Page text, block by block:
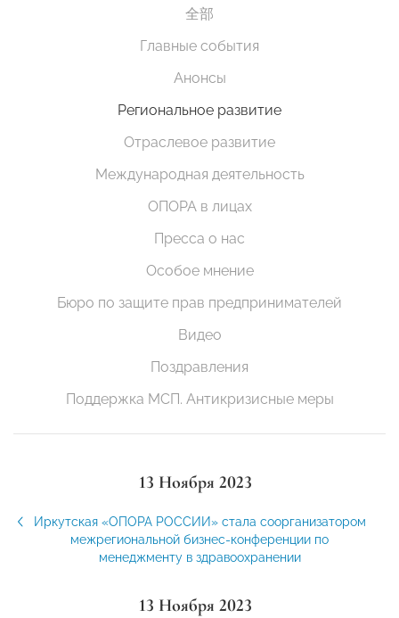
全部
Главные события
Анонсы
Региональное развитие
Отраслевое развитие
Международная деятельность
ОПОРА в лицах
Пресса о нас
Особое мнение
Бюро по защите прав предпринимателей
Видео
Поздравления
Поддержка МСП. Антикризисные меры
13 Ноября 2023
Иркутская «ОПОРА РОССИИ» стала соорганизатором
межрегиональной бизнес-конференции по
менеджменту в здравоохранении
13 Ноября 2023